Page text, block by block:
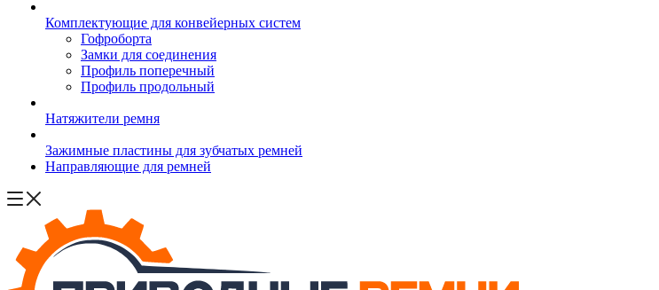
Комплектующие для конвейерных систем
Гофроборта
Замки для соединения
Профиль поперечный
Профиль продольный
Натяжители ремня
Зажимные пластины для зубчатых ремней
Направляющие для ремней